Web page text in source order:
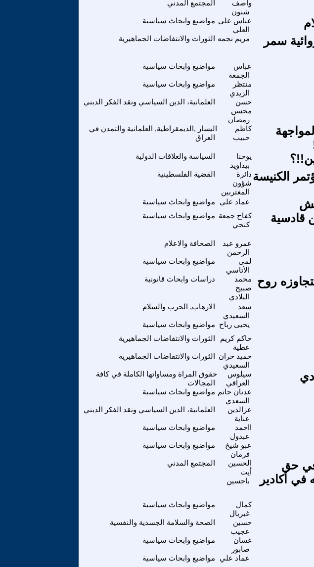
المجتمع المدني
واصف
شنون
مواضيع وابحاث سياسية عباس علي
العلي
الثورات والانتفاضات الجماهيرية مريم نجمه
سمر
مواضيع وابحاث سياسية
عباس
الجمعة
مواضيع وابحاث سياسية
منتظر
الزيدي
العلمانية، الدين السياسي ونقد الفكر الديني
حسن
محسن
رمضان
اليسار ,الديمقراطية, العلمانية والتمدن في
العراق
كاظم
حبيب
السياسة والعلاقات الدولية
يوحنا
بيداويد
القضية الفلسطينية
دائرة
شؤون
المغتربين
الكنيسة
مواضيع وابحاث سياسية عماد علي
مواضيع وابحاث سياسية كفاح جمعة
كنجي
قادسية
الصحافة والاعلام
عمرو عبد
الرحمن
مواضيع وابحاث سياسية
لمى
الأتاسي
دراسات وابحاث قانونية
محمد
صبيح
البلادي
-9 – ملزماً لتجاوزه روح
الارهاب, الحرب والسلام
سعد
السعيدي
مواضيع وابحاث سياسية يحيى رباح
الثورات والانتفاضات الجماهيرية
حاكم كريم
عطية
الثورات والانتفاضات الجماهيرية حميد حران
السعيدي
حقوق المراة ومساواتها الكاملة في كافة
المجالات
سيلوس
العراقي
مواضيع وابحاث سياسية عدنان حاتم
السعدي
العلمانية، الدين السياسي ونقد الفكر الديني
عزالدين
عناية
مواضيع وابحاث سياسية
ااحمد
عبدول
مواضيع وابحاث سياسية
عبو شيخ
فرمان
المجتمع المدني
الحسين
أيت
باحسين
في حق
في أكادير
مواضيع وابحاث سياسية
كمال
غبريال
الصحة والسلامة الجسدية والنفسية
حسين
عجيب
مواضيع وابحاث سياسية
غسان
صابور
مواضيع وابحاث سياسية عماد علي